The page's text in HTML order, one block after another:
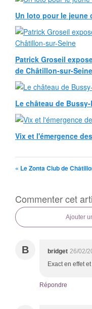
Un loto pour le jeune
Patrick Groseil
de Châtillon-sur-Seine
Le château de
Vix et l'émergence
« Le Zonta Club de
Commenter cet
Ajouter
B bridget 26/02/
Exact en effet
Répondre